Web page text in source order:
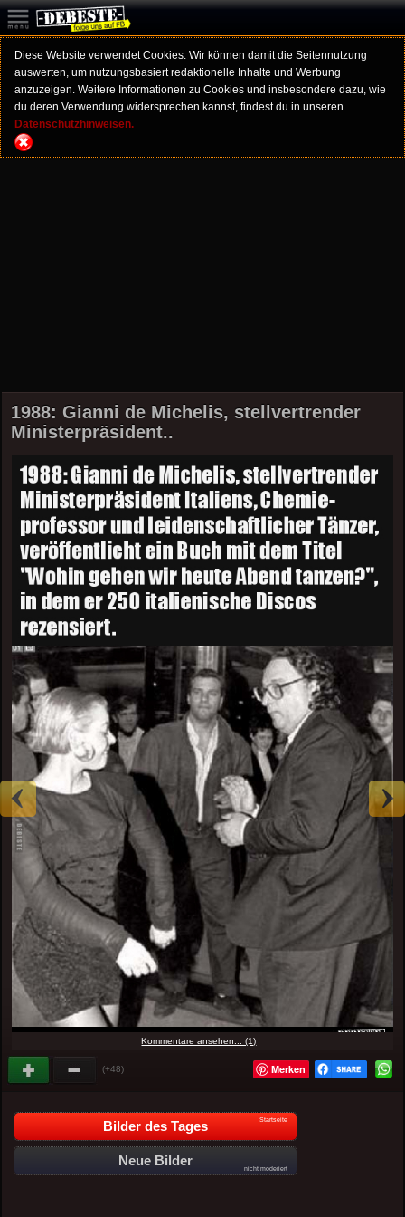
Diese Website verwendet Cookies. Wir können damit die Seitennutzung
auswerten, um nutzungsbasiert redaktionelle Inhalte und Werbung
anzuzeigen. Weitere Informationen zu Cookies und insbesondere dazu, wie
du deren Verwendung widersprechen kannst, findest du in unseren
Datenschutzhinweisen.
1988: Gianni de Michelis, stellvertrender
Ministerpräsident..
Kommentare ansehen... (1)
(+48) Merken
Bilder des Tages Startseite
Neue Bilder
nicht moderiert